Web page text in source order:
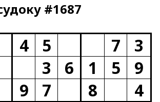
#1687
4 5 7
3
3
6 1 5
9
9 7 8
4